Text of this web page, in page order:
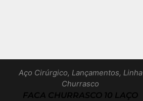
Aço Cirúrgico, Lançamentos, Linha
Churrasco
FACA CHURRASCO 10 LAÇO